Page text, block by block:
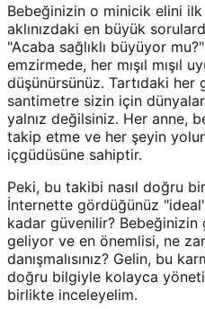
Bebeğinizin o minicik elini
aklınızdaki en büyük
"Acaba sağlıklı büyüyor
emzirmede, her mışıl mışıl
düşünürsünüz. Tartıdaki her
santimetre sizin için
yalnız değilsiniz. Her anne,
takip etme ve her şeyin
içgüdüsüne sahiptir.
Peki, bu takibi nasıl doğru
İnternette gördüğünüz
kadar güvenilir? Bebeğinizin
geliyor ve en önemlisi, ne
danışmalısınız? Gelin, bu
doğru bilgiyle kolayca
birlikte inceleyelim.